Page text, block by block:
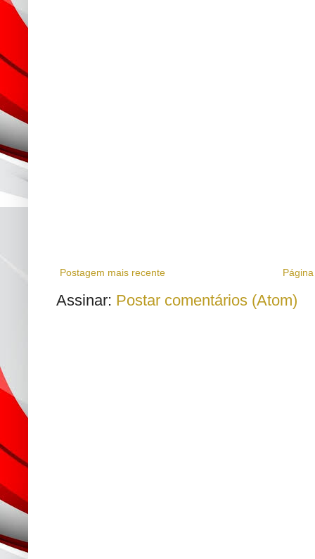
Postagem mais recente
Assinar: Postar comentários (Atom)